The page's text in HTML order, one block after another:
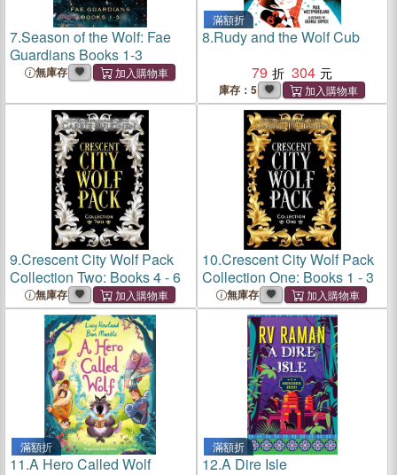
7.Season of the Wolf: Fae
Guardians Books 1-3
無庫存
滿額折
8.Rudy and the Wolf Cub
79
304
庫存：5
9.Crescent City Wolf Pack
Collection Two: Books 4 - 6
無庫存
10.Crescent City Wolf Pack
Collection One: Books 1 - 3
無庫存
滿額折
11.A Hero Called Wolf
滿額折
12.A Dire Isle